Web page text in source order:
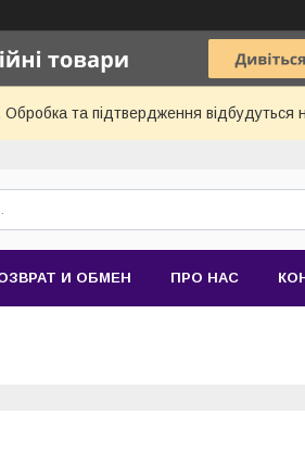
та підтвердження відбудуться
И ОБМЕН ПРО НАС